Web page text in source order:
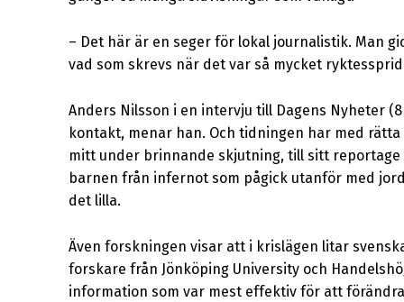
– Det här är en seger för lokal journalistik. Man
vad som skrevs när det var så mycket
Anders Nilsson i en intervju till Dagens Nyheter
kontakt, menar han. Och tidningen har med
mitt under brinnande skjutning, till sitt
barnen från infernot som pågick utanför med
det lilla.
Även forskningen visar att i krislägen litar
forskare från Jönköping University och
information som var mest effektiv för att